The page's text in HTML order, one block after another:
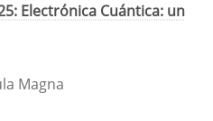
Electrónica Cuántica: un
Magna